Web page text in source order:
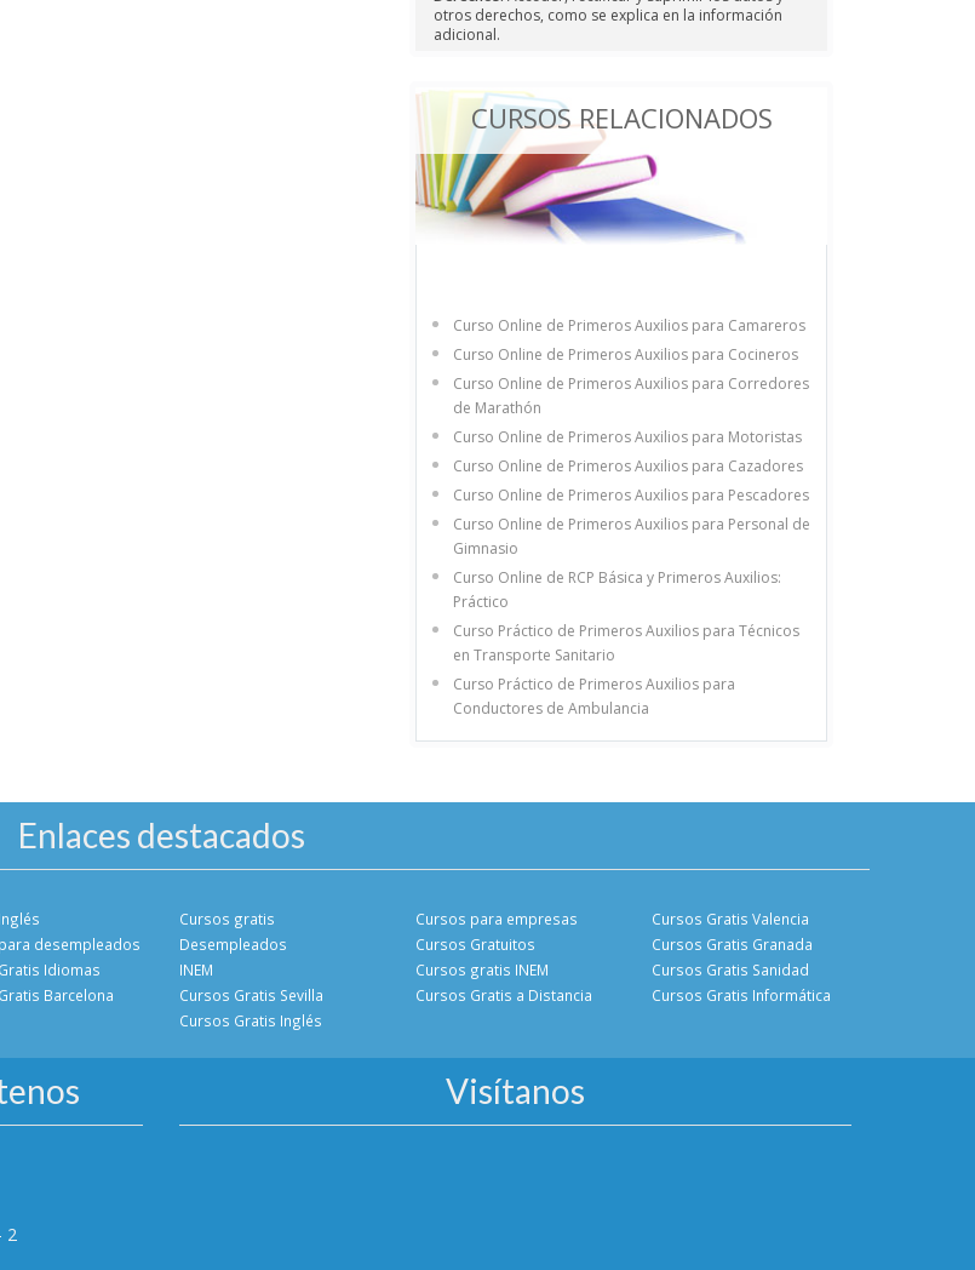
otros derechos, como se explica en la información
adicional.
CURSOS RELACIONADOS
Curso Online de Primeros Auxilios para Camareros
Curso Online de Primeros Auxilios para Cocineros
Curso Online de Primeros Auxilios para Corredores
de Marathón
Curso Online de Primeros Auxilios para Motoristas
Curso Online de Primeros Auxilios para Cazadores
Curso Online de Primeros Auxilios para Pescadores
Curso Online de Primeros Auxilios para Personal de
Gimnasio
Curso Online de RCP Básica y Primeros Auxilios:
Práctico
Curso Práctico de Primeros Auxilios para Técnicos
en Transporte Sanitario
Curso Práctico de Primeros Auxilios para
Conductores de Ambulancia
Enlaces destacados
desempleados
Idiomas
Barcelona
Cursos gratis
Desempleados
INEM
Cursos Gratis Sevilla
Cursos Gratis Inglés
Cursos para empresas
Cursos Gratuitos
Cursos gratis INEM
Cursos Gratis a Distancia
Cursos Gratis Valencia
Cursos Gratis Granada
Cursos Gratis Sanidad
Cursos Gratis Informática
2
Visítanos